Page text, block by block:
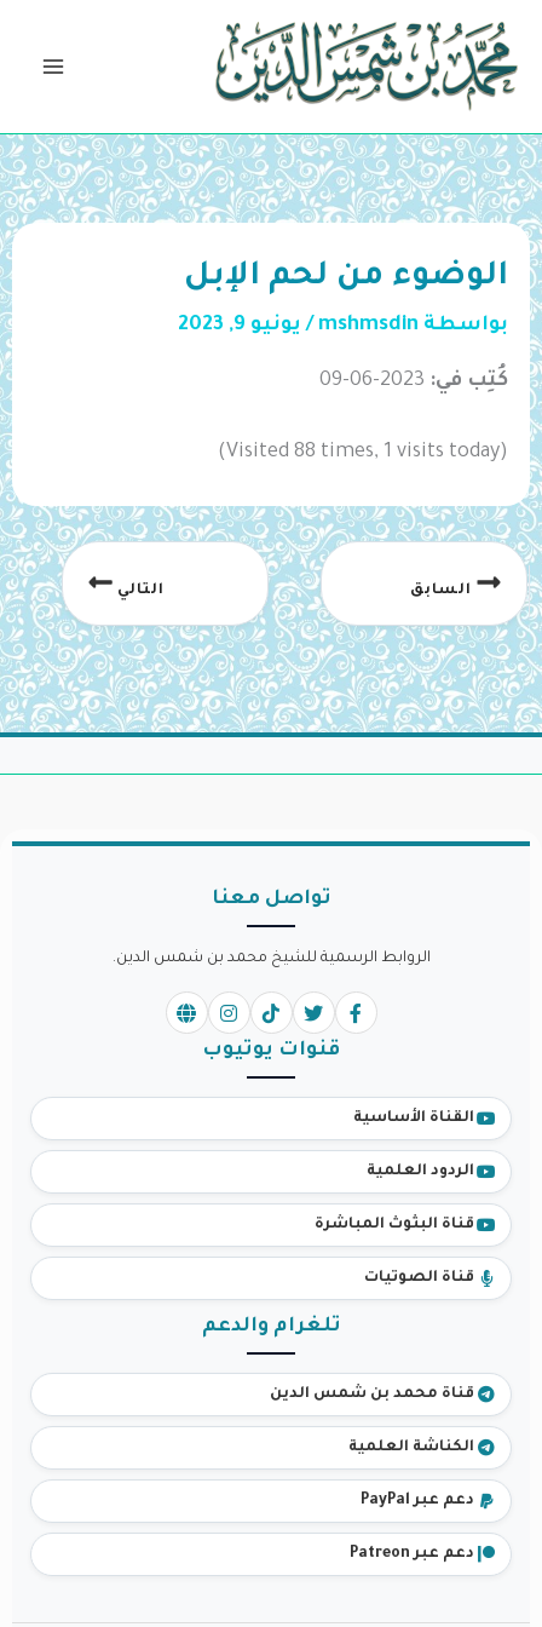
تخطي
المحتوى
الوضوء من لحم الإبل
بواسطة mshmsdin
/ يونيو 9, 2023
كُتِب في: 2023-06-09
(Visited 88 times, 1 visits today)
السابق التالي
تواصل معنا
الروابط الرسمية للشيخ محمد بن شمس الدين.
قنوات يوتيوب
القناة الأساسية
الردود العلمية
قناة البثوث المباشرة
قناة الصوتيات
تلغرام والدعم
قناة محمد بن شمس الدين
الكناشة العلمية
دعم عبر PayPal
دعم عبر Patreon